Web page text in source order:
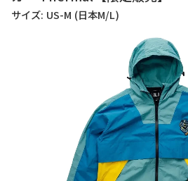
サイズ: US-M (日本M/L)